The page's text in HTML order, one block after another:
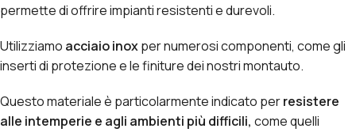
permette di offrire impianti resistenti e durevoli.
Utilizziamo acciaio inoxper numerosi componenti, come gli
inserti di protezione e le finiture dei nostri montauto.
Questo materiale è particolarmente indicato perresistere
alle intemperie e agli ambienti più difficili, come quelli